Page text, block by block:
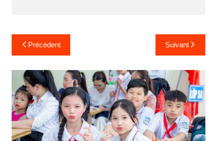
Navigation
de
l’article
Précédent Suivant